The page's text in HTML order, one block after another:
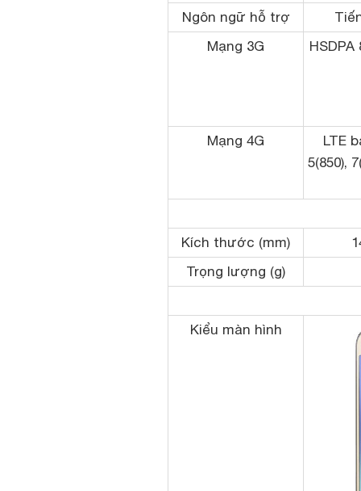
Ngôn ngữ hỗ trợ
Mạng 3G
HSDPA
Mạng 4G
LTE
5(850),
Kích thước (mm)
Trọng lượng (g)
Kiểu màn hình